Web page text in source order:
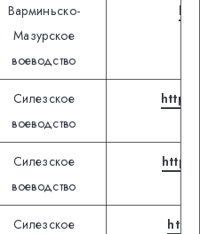
Варминьско-
Мазурское
воеводство
Силезское
воеводство
Силезское
воеводство
Силезское